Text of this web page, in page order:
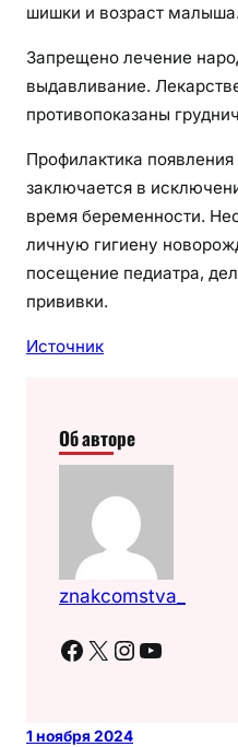
шишки и возраст малыша.
Запрещено лечение
выдавливание.
противопоказаны
Профилактика
заключается в
время беременности.
личную гигиену
посещение педиатра,
прививки.
Источник
Об авторе
znakcomstva_
Facebook X Instagram YouTube
1 ноября 2024